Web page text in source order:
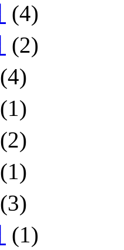
(4)
(2)
(4)
(1)
(2)
(1)
(3)
(1)